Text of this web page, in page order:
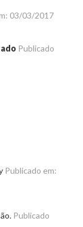
03/03/2017
Publicado
Publicado em:
Publicado